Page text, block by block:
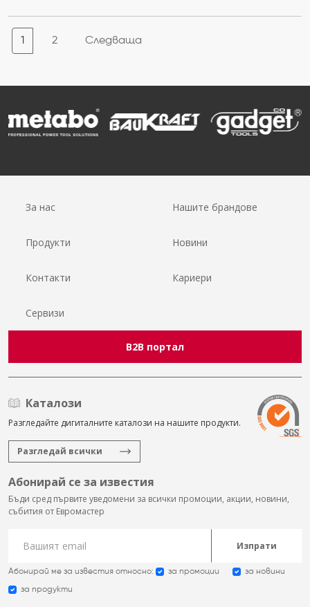
1 2 Следваща
За нас Нашите брандове
Продукти Новини
Контакти Кариери
Сервизи
B2B портал
Каталози
Разгледайте дигиталните каталози на нашите продукти.
Разгледай всички
Абонирай се за известия
Бъди сред първите уведомени за всички промоции, акции, новини,
събития от Евромастер
Изпрати
Абонирай ме за известия относно: за промоции за новини
за продукти